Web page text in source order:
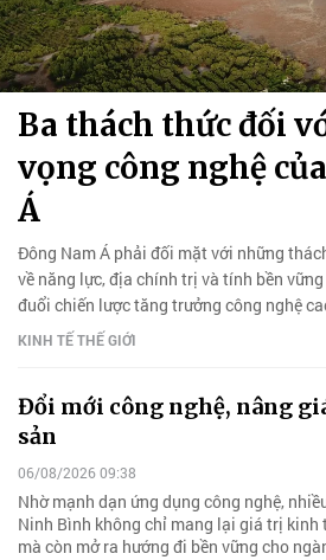
Ba thách thức đối
vọng công nghệ
Á
Đông Nam Á phải đối mặt với những
về năng lực, địa chính trị và tính bền
đuổi chiến lược tăng trưởng công nghệ
KINH TẾ THẾ GIỚI
Đổi mới công nghệ, nâng
sản
06/08/2026 09:38
Nhờ mạnh dạn ứng dụng công nghệ,
Ninh Bình không chỉ mang lại giá trị kinh
mà còn mở ra hướng đi bền vững cho